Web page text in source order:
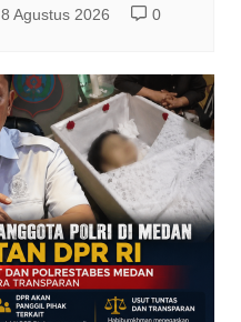
8 Agustus 2026 0